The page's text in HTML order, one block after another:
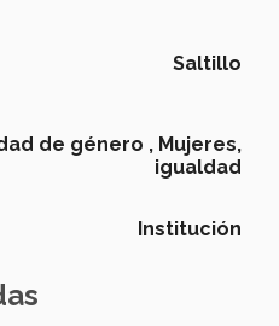
Saltillo
de género , Mujeres,
igualdad
Institución